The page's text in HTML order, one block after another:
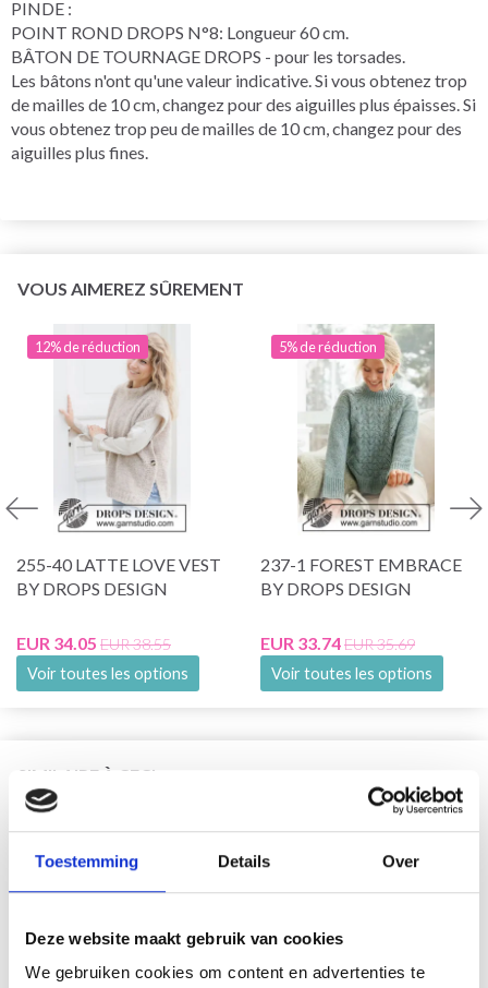
Toestemming Details Over
Deze website maakt gebruik van cookies
We gebruiken cookies om content en advertenties te
PINDE :
POINT ROND DROPS N°8: Longueur 60 cm.
BÂTON DE TOURNAGE DROPS - pour les torsades.
Les bâtons n'ont qu'une valeur indicative. Si vous obtenez trop
de mailles de 10 cm, changez pour des aiguilles plus épaisses. Si
vous obtenez trop peu de mailles de 10 cm, changez pour des
aiguilles plus fines.
VOUS AIMEREZ SÛREMENT
12% de réduction
255-40 LATTE LOVE VEST
BY DROPS DESIGN
EUR 34.05 EUR 38.55
Voir toutes les options
5% de réduction
237-1 FOREST EMBRACE
BY DROPS DESIGN
EUR 33.74EUR 35.69
Voir toutes les options
SIMILAIRE À CECI
29% de réduction